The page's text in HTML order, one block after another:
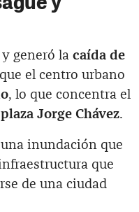
y generó la caída de
el centro urbano
, lo que concentra el
plaza Jorge Chávez.
inundación que
que
de una ciudad